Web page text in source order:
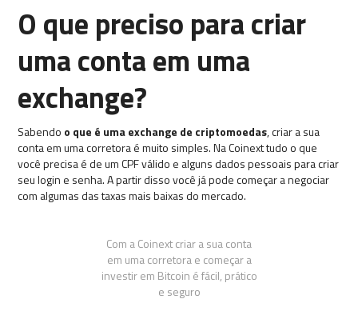
O que preciso para criar
uma conta em uma
exchange?
Sabendo o que é uma exchange de criptomoedas, criar a sua
conta em uma corretora é muito simples. Na Coinext tudo o que
você precisa é de um CPF válido e alguns dados pessoais para criar
seu login e senha. A partir disso você já pode começar a negociar
com algumas das taxas mais baixas do mercado.
Com a Coinext criar a sua conta
em uma corretora e começar a
investir em Bitcoin é fácil, prático
e seguro